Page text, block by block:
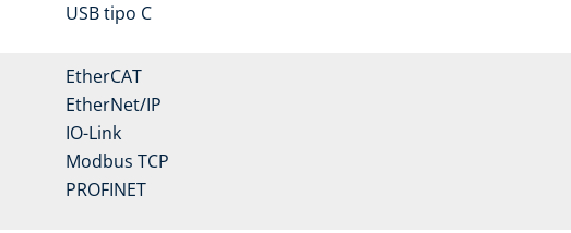
USB tipo C
EtherCAT
EtherNet/IP
IO-Link
Modbus TCP
PROFINET